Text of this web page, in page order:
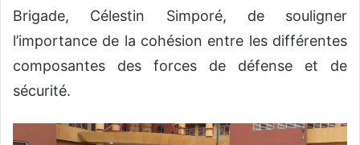
Brigade, Célestin Simporé, de souligner
l’importance de la cohésion entre les différentes
composantes des forces de défense et de
sécurité.